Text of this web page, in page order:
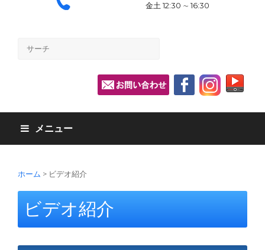
金土 12:30 ∼ 16:30
メニュー
ホーム > ビデオ紹介
ビデオ紹介